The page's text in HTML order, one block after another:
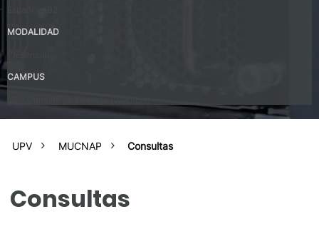
MODALIDAD
CAMPUS
UPV MUCNAP Consultas
Consultas